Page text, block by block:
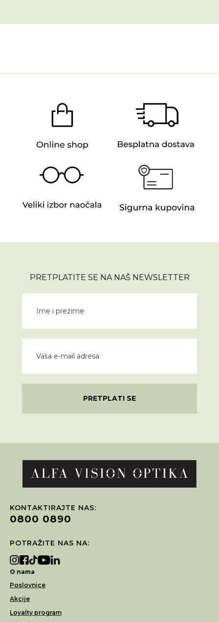
PRETPLATITE SE NA NAŠ NEWSLETTER
PRETPLATI SE
KONTAKTIRAJTE NAS:
0800 0890
POTRAŽITE NAS NA:
O nama
Poslovnice
Akcije
Loyalty program